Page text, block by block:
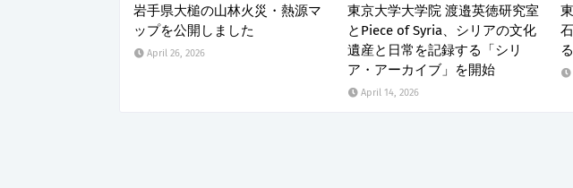
岩手県大槌の山林火災・熱源マ
ップを公開しました
April 26, 2026
東京大学大学院 渡邉英徳研究室
とPiece of Syria、シリアの文化
遺産と日常を記録する「シリ
ア・アーカイブ」を開始
April 14, 2026